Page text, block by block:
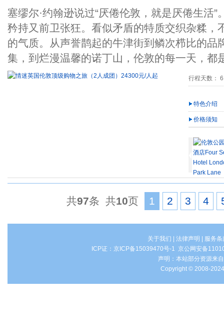
塞缪尔·约翰逊说过“厌倦伦敦，就是厌倦生活
矜持又前卫张狂。看似矛盾的特质交织杂糅，
的气质。从声誉鹊起的牛津街到鳞次栉比的品
集，到烂漫温馨的诺丁山，伦敦的每一天，都
行程天数：
特色介绍
价格须知
共97条 共10页 1 2 3 4
关于我们 法律声明
服务条
ICP证： 京ICP备15039470号-1 京公网安备
声明：本站部分资源来
Copyright © 2008-